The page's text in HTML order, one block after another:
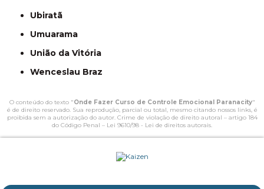
Ubiratã
Umuarama
União da Vitória
Wenceslau Braz
O conteúdo do texto "Onde Fazer Curso de Controle Emocional Paranacity"
é de direito reservado. Sua reprodução, parcial ou total, mesmo citando nossos links, é
proibida sem a autorização do autor. Crime de violação de direito autoral – artigo 184
do Código Penal – Lei 9610/98 - Lei de direitos autorais